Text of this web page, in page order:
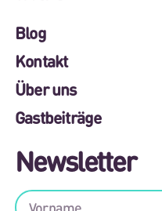
Blog
Kontakt
Über uns
Gastbeiträge
Newsletter